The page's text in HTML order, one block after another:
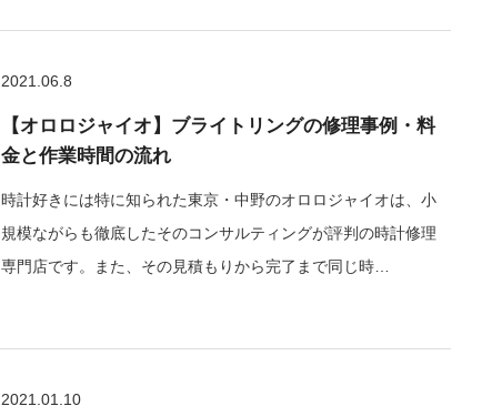
2021.06.8
【オロロジャイオ】ブライトリングの修理事例・料
金と作業時間の流れ
時計好きには特に知られた東京・中野のオロロジャイオは、小
規模ながらも徹底したそのコンサルティングが評判の時計修理
専門店です。また、その見積もりから完了まで同じ時…
2021.01.10